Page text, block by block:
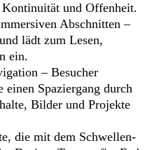
und Offenheit.
Abschnitten –
lädt zum Lesen,
ein.
– Besucher
einen Spaziergang durch
Bilder und Projekte
die mit dem Schwellen-